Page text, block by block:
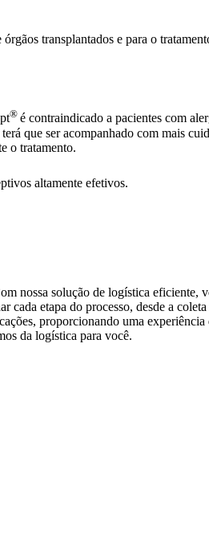
transplantados e para o
® é contraindicado a pacientes com
que ser acompanhado com mais
o tratamento.
altamente efetivos.
nossa solução de logística eficiente,
etapa do processo, desde a
proporcionando uma
da logística para você.